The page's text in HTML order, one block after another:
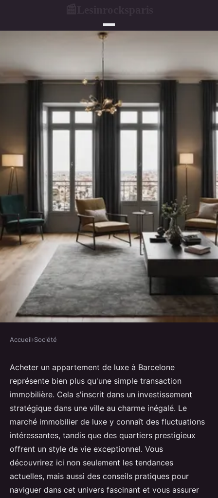
Achetez un appartement de luxe
à barcelone
Léa•11 octobre 2024•2 min de lecture
Accueil›Société
Acheter un appartement de luxe à Barcelone
représente bien plus qu'une simple transaction
immobilière. Cela s'inscrit dans un investissement
stratégique dans une ville au charme inégalé. Le
marché immobilier de luxe y connaît des fluctuations
intéressantes, tandis que des quartiers prestigieux
offrent un style de vie exceptionnel. Vous
découvrirez ici non seulement les tendances
actuelles, mais aussi des conseils pratiques pour
naviguer dans cet univers fascinant et vous assurer